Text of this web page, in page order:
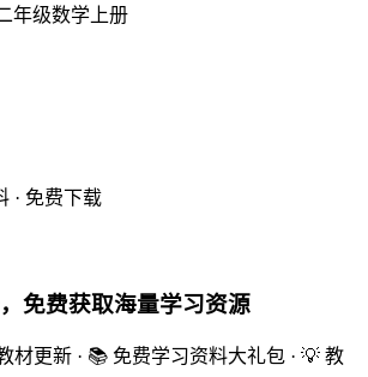
年级数学上册
· 免费下载
免费获取海量学习资源
材更新 · 📚 免费学习资料大礼包 · 💡 教